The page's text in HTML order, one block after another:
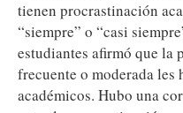
tienen procrastinación
“siempre” o “casi
estudiantes afirmó que la
frecuente o moderada les
académicos. Hubo una